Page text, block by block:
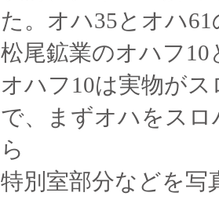
た。オハ35とオハ
松尾鉱業のオハフ
オハフ10は実物が
で、まずオハをス
ら
特別室部分などを写